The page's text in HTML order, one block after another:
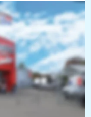
Autos